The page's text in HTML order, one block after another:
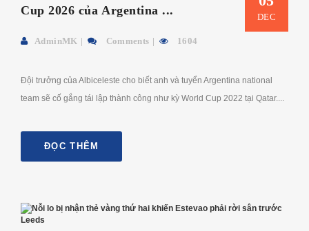
DEC
Cup 2026 của Argentina ...
AdminMK Comments 1604
Đội trưởng của Albiceleste cho biết anh và tuyển Argentina national
team sẽ cố gắng tái lập thành công như kỳ World Cup 2022 tại Qatar....
ĐỌC THÊM